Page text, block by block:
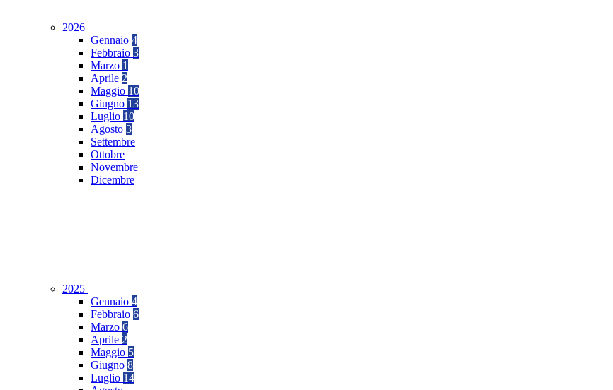
2026
Gennaio 4
Febbraio 3
Marzo 1
Aprile 2
Maggio 10
Giugno 13
Luglio 10
Agosto 3
Settembre
Ottobre
Novembre
Dicembre
2025
Gennaio 4
Febbraio 6
Marzo 6
Aprile 2
Maggio 5
Giugno 8
Luglio 14